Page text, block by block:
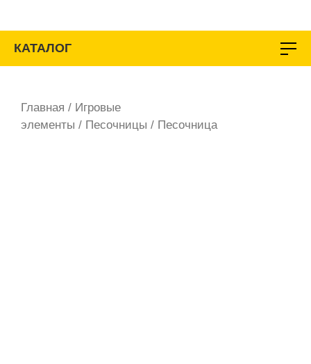
содержимому
КАТАЛОГ
Главная / Игровые
элементы / Песочницы / Песочница